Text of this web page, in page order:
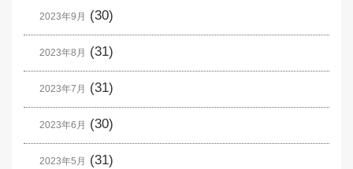
2023年9月 (30)
2023年8月 (31)
2023年7月 (31)
2023年6月 (30)
2023年5月 (31)